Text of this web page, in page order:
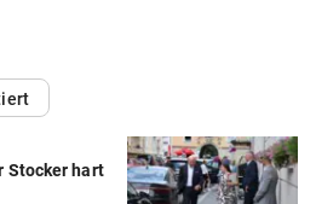
Stocker hart